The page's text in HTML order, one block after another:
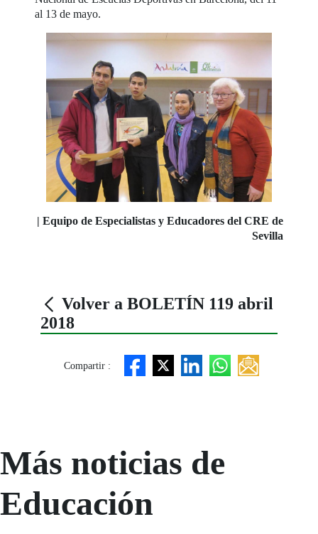
al 13 de mayo.
| Equipo de Especialistas y Educadores del CRE de
Sevilla
Volver a BOLETÍN 119 abril
2018
Compartir :
Más noticias de
Educación